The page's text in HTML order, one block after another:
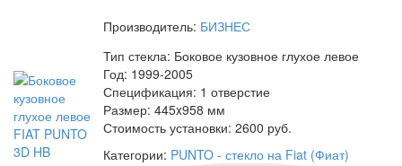
Производитель: БИЗНЕС
Тип стекла: Боковое кузовное глухое левое
Год: 1999-2005
Спецификация: 1 отверстие
Размер: 445x958 мм
Стоимость установки: 2600 руб.
Категории: PUNTO - стекло на Fiat (Фиат)